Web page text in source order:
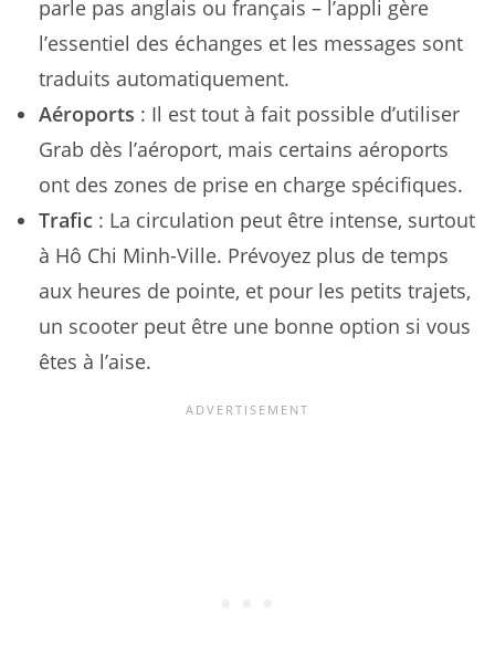
parle pas anglais ou français – l’appli gère
l’essentiel des échanges et les messages sont
traduits automatiquement.
Aéroports : Il est tout à fait possible d’utiliser
Grab dès l’aéroport, mais certains aéroports
ont des zones de prise en charge spécifiques.
Trafic : La circulation peut être intense, surtout
à Hô Chi Minh-Ville. Prévoyez plus de temps
aux heures de pointe, et pour les petits trajets,
un scooter peut être une bonne option si vous
êtes à l’aise.